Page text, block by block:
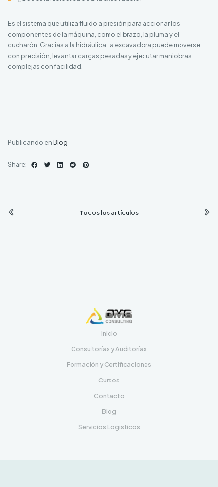
Es el sistema que utiliza fluido a presión para accionar los
componentes de la máquina, como el brazo, la pluma y el
cucharón. Gracias a la hidráulica, la excavadora puede moverse
con precisión, levantar cargas pesadas y ejecutar maniobras
complejas con facilidad.
Publicando en Blog
Share:
Todos los artículos
Inicio
Consultorías y Auditorías
Formación y Certificaciones
Cursos
Contacto
Blog
Servicios Logisticos